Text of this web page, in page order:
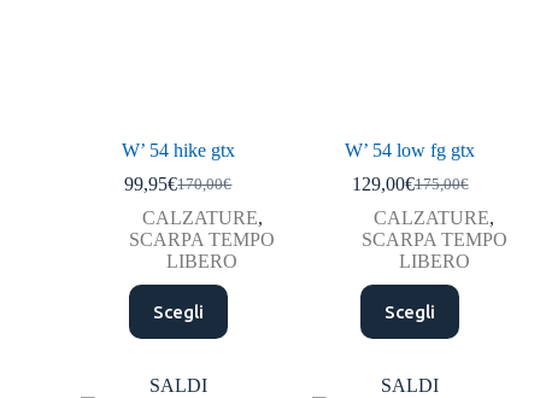
W’ 54 hike gtx
170,00€
99,95€
CALZATURE,
SCARPA TEMPO
LIBERO
Scegli
W’ 54 low fg gtx
175,00€
129,00€
CALZATURE,
SCARPA TEMPO
LIBERO
Scegli
SALDI SALDI